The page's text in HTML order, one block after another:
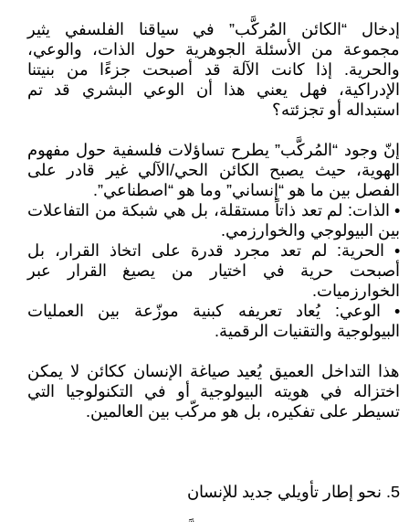
إدخال “الكائن المُركَّب” في سياقنا الفلسفي يثير
مجموعة من الأسئلة الجوهرية حول الذات، والوعي،
والحرية. إذا كانت الآلة قد أصبحت جزءًا من بنيتنا
الإدراكية، فهل يعني هذا أن الوعي البشري قد تم
استبداله أو تجزئته؟
إنّ وجود “المُركَّب” يطرح تساؤلات فلسفية حول مفهوم
الهوية، حيث يصبح الكائن الحي/الآلي غير قادر على
الفصل بين ما هو “إنساني” وما هو “اصطناعي”.
• الذات: لم تعد ذاتاً مستقلة، بل هي شبكة من التفاعلات
بين البيولوجي والخوارزمي.
• الحرية: لم تعد مجرد قدرة على اتخاذ القرار، بل
أصبحت حرية في اختيار من يصيغ القرار عبر
الخوارزميات.
• الوعي: يُعاد تعريفه كبنية موزّعة بين العمليات
البيولوجية والتقنيات الرقمية.
هذا التداخل العميق يُعيد صياغة الإنسان ككائن لا يمكن
اختزاله في هويته البيولوجية أو في التكنولوجيا التي
تسيطر على تفكيره، بل هو مركّب بين العالمين.
5. نحو إطار تأويلي جديد للإنسان